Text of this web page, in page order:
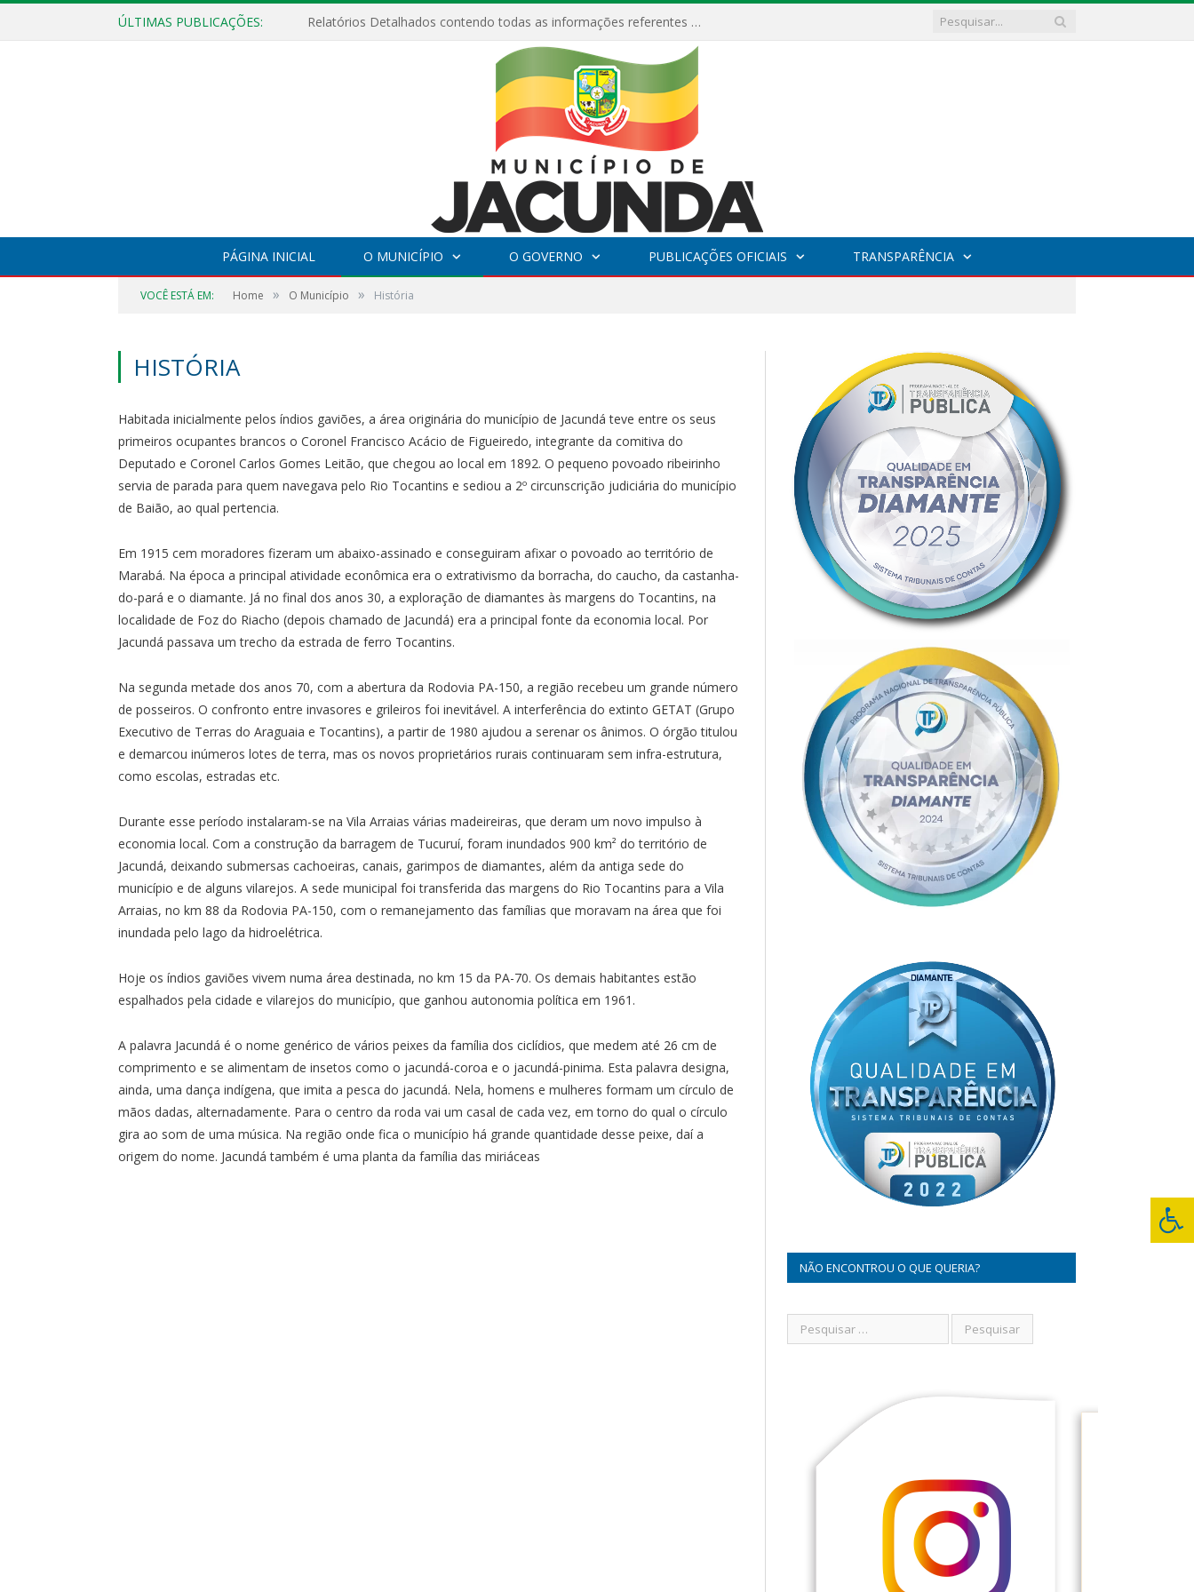
ÚLTIMAS PUBLICAÇÕES: ESF Alto Paraíso é reinaugurada e passa a funcionar em horário estendido
PÁGINA INICIAL O MUNICÍPIO O GOVERNO PUBLICAÇÕES OFICIAIS TRANSPARÊNCIA
VOCÊ ESTÁ EM: Home » O Município » História
HISTÓRIA
Habitada inicialmente pelos índios gaviões, a área originária do município de Jacundá teve entre os seus
primeiros ocupantes brancos o Coronel Francisco Acácio de Figueiredo, integrante da comitiva do
Deputado e Coronel Carlos Gomes Leitão, que chegou ao local em 1892. O pequeno povoado ribeirinho
servia de parada para quem navegava pelo Rio Tocantins e sediou a 2º circunscrição judiciária do município
de Baião, ao qual pertencia.
Em 1915 cem moradores fizeram um abaixo-assinado e conseguiram afixar o povoado ao território de
Marabá. Na época a principal atividade econômica era o extrativismo da borracha, do caucho, da castanha-
do-pará e o diamante. Já no final dos anos 30, a exploração de diamantes às margens do Tocantins, na
localidade de Foz do Riacho (depois chamado de Jacundá) era a principal fonte da economia local. Por
Jacundá passava um trecho da estrada de ferro Tocantins.
Na segunda metade dos anos 70, com a abertura da Rodovia PA-150, a região recebeu um grande número
de posseiros. O confronto entre invasores e grileiros foi inevitável. A interferência do extinto GETAT (Grupo
Executivo de Terras do Araguaia e Tocantins), a partir de 1980 ajudou a serenar os ânimos. O órgão titulou
e demarcou inúmeros lotes de terra, mas os novos proprietários rurais continuaram sem infra-estrutura,
como escolas, estradas etc.
Durante esse período instalaram-se na Vila Arraias várias madeireiras, que deram um novo impulso à
economia local. Com a construção da barragem de Tucuruí, foram inundados 900 km² do território de
Jacundá, deixando submersas cachoeiras, canais, garimpos de diamantes, além da antiga sede do
município e de alguns vilarejos. A sede municipal foi transferida das margens do Rio Tocantins para a Vila
Arraias, no km 88 da Rodovia PA-150, com o remanejamento das famílias que moravam na área que foi
inundada pelo lago da hidroelétrica.
Hoje os índios gaviões vivem numa área destinada, no km 15 da PA-70. Os demais habitantes estão
espalhados pela cidade e vilarejos do município, que ganhou autonomia política em 1961.
A palavra Jacundá é o nome genérico de vários peixes da família dos ciclídios, que medem até 26 cm de
comprimento e se alimentam de insetos como o jacundá-coroa e o jacundá-pinima. Esta palavra designa,
ainda, uma dança indígena, que imita a pesca do jacundá. Nela, homens e mulheres formam um círculo de
mãos dadas, alternadamente. Para o centro da roda vai um casal de cada vez, em torno do qual o círculo
gira ao som de uma música. Na região onde fica o município há grande quantidade desse peixe, daí a
origem do nome. Jacundá também é uma planta da família das miriáceas
NÃO ENCONTROU O QUE QUERIA?